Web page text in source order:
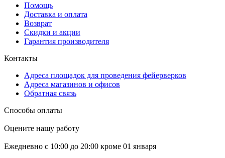
Помощь
Доставка и оплата
Возврат
Скидки и акции
Гарантия производителя
Контакты
Адреса площадок для проведения фейерверков
Адреса магазинов и офисов
Обратная связь
Способы оплаты
Оцените нашу работу
Ежедневно с 10:00 до 20:00 кроме 01 января